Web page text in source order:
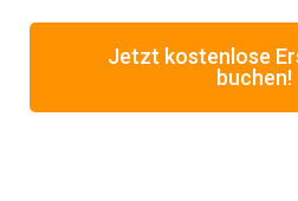
Jetzt kostenlose
buchen!